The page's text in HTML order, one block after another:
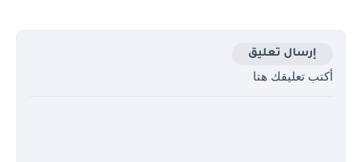
إرسال تعليق
أكتب تعليقك هتا